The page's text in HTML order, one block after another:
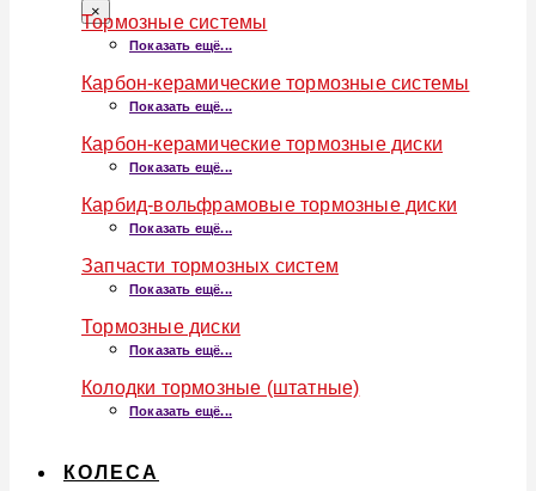
×
Тормозные системы
Показать ещё...
Карбон-керамические тормозные системы
Показать ещё...
Карбон-керамические тормозные диски
Показать ещё...
Карбид-вольфрамовые тормозные диски
Показать ещё...
Запчасти тормозных систем
Показать ещё...
Тормозные диски
Показать ещё...
Колодки тормозные (штатные)
Показать ещё...
КОЛЕСА